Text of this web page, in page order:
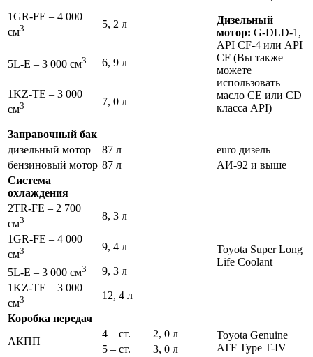
Дизельный
мотор: G-DLD-1,
API CF-4 или API
CF (Вы также
можете
использовать
масло СЕ или CD
класса АРI)
1GR-FE – 4 000
см3 5, 2 л
5L-E – 3 000 см3 6, 9 л
1KZ-TE – 3 000
см3 7, 0 л
Заправочный бак
дизельный мотор
87 л
euro дизель
бензиновый мотор 87 л
АИ-92 и выше
Система
охлаждения
2TR-FE – 2 700
см3 8, 3 л
Toyota Super Long
Life Coolant
1GR-FE – 4 000
см3 9, 4 л
5L-E – 3 000 см3
9, 3 л
1KZ-TE – 3 000
см3
12, 4 л
Коробка передач
АКПП
4 – ст. 2, 0 л
Toyota Genuine
ATF Type T-IV
5 – ст. 3, 0 л